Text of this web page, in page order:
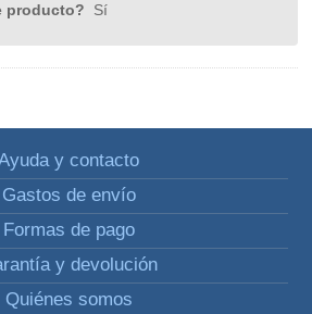
producto? Sí
y contacto
Gastos de envío
Formas de pago
y devolución
Quiénes somos